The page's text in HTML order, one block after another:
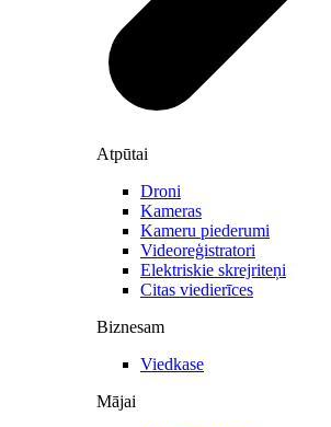
Atpūtai
Droni
Kameras
Kameru piederumi
Videoreģistratori
Elektriskie skrejriteņi
Citas viedierīces
Biznesam
Viedkase
Mājai